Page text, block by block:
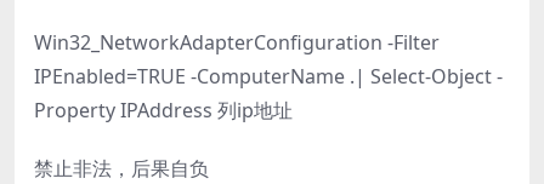
Win32_NetworkAdapterConfiguration -Filter
IPEnabled=TRUE -ComputerName .| Select-Object -
Property IPAddress 列ip地址
禁止非法，后果自负